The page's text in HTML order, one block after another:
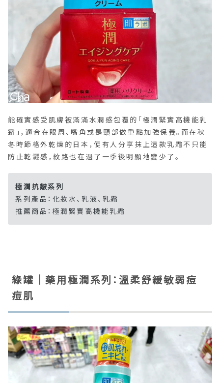
能確實感受肌膚被滿滿水潤感包覆的「極潤緊實高機能乳
霜」，適合在眼周、嘴角或是頸部做重點加強保養。而在秋
冬時節格外乾燥的日本，便有人分享抹上這款乳霜不只能
防止乾澀感，紋路也在過了一季後明顯地變少了。
極潤抗皺系列
系列產品：化妝水、乳液、乳霜
推薦商品：極潤緊實高機能乳霜
綠罐｜藥用極潤系列：溫柔舒緩敏弱痘
痘肌